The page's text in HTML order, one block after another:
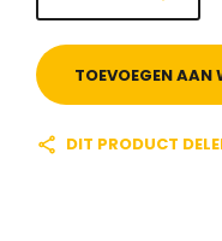
TOEVOEGEN AAN
DIT PRODUCT